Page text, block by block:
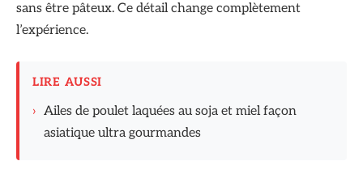
sans être pâteux. Ce détail change complètement
l’expérience.
LIRE AUSSI
› Ailes de poulet laquées au soja et miel façon
asiatique ultra gourmandes